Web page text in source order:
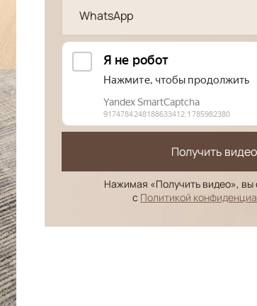
WhatsApp
Получить видео
Нажимая «Получить видео», вы
с Политикой